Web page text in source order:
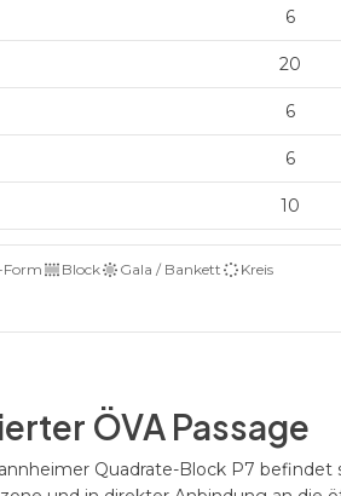
6
20
6
6
10
Form Block Gala / Bankett Kreis
ÖVA Passage
Quadrate-Block P7 befindet